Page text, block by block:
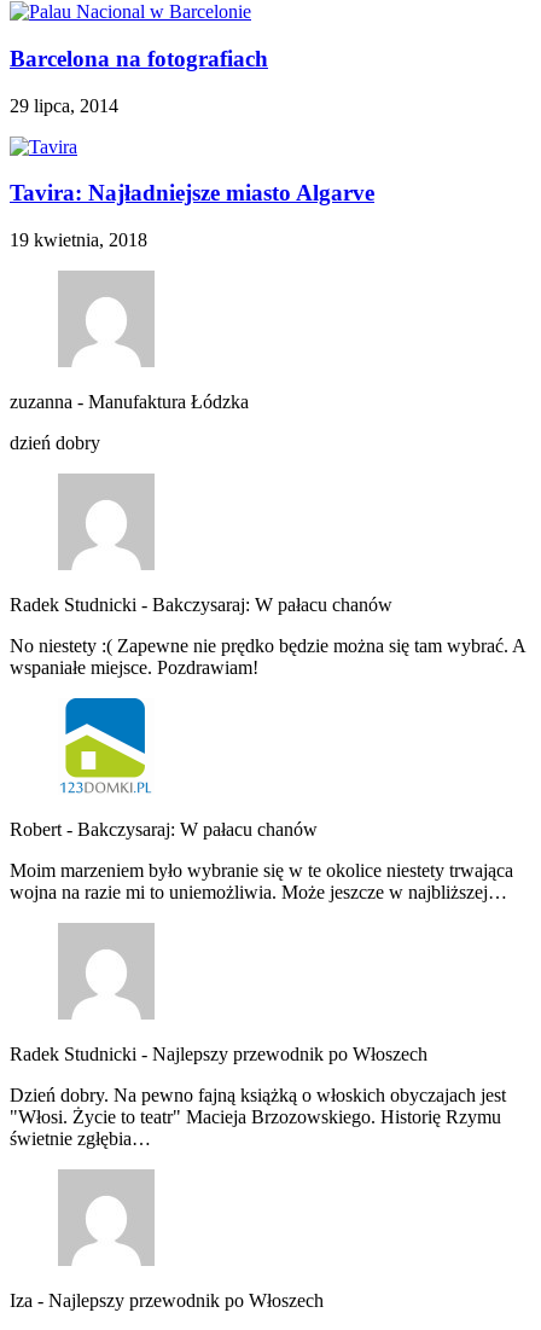
Barcelona na fotografiach
29 lipca, 2014
Tavira: Najładniejsze miasto Algarve
19 kwietnia, 2018
zuzanna - Manufaktura Łódzka
dzień dobry
Radek Studnicki - Bakczysaraj: W pałacu chanów
No niestety :( Zapewne nie prędko będzie można się tam wybrać. A
wspaniałe miejsce. Pozdrawiam!
Robert - Bakczysaraj: W pałacu chanów
Moim marzeniem było wybranie się w te okolice niestety trwająca
wojna na razie mi to uniemożliwia. Może jeszcze w najbliższej…
Radek Studnicki - Najlepszy przewodnik po Włoszech
Dzień dobry. Na pewno fajną książką o włoskich obyczajach jest
"Włosi. Życie to teatr" Macieja Brzozowskiego. Historię Rzymu
świetnie zgłębia…
Iza - Najlepszy przewodnik po Włoszech